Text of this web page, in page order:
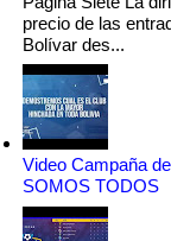
precio de las
Bolívar des...
Video Campaña
SOMOS TODOS